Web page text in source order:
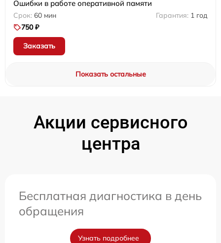
Ошибки в работе оперативной памяти
60 мин
1 год
750 ₽
Заказать
Показать остальные
Акции сервисного
центра
Бесплатная диагностика в день
обращения
Узнать подробнее